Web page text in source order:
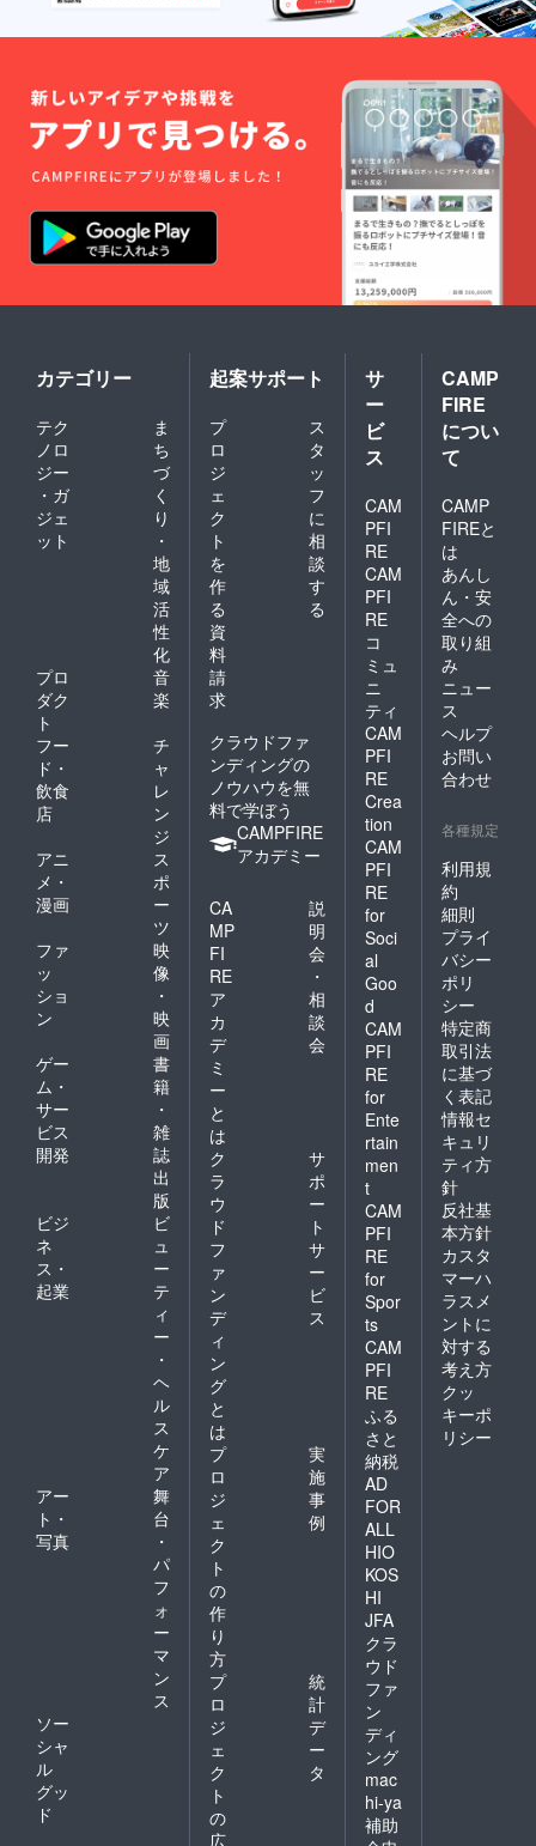
カテゴリー
テク
ノロ
ジー
・ガ
ジェ
ット
ま
ち
づ
く
り
・
地
域
活
性
化
プロ
ダク
ト
音
楽
フー
ド・
飲食
店
チ
ャ
レ
ン
ジ
アニ
メ・
漫画
ス
ポ
ー
ツ
ファ
ッ
ショ
ン
映
像
・
映
画
ゲー
ム・
サー
ビス
開発
書
籍
・
雑
誌
出
版
ビジ
ネ
ス・
起業
ビ
ュ
ー
テ
ィ
ー
・
ヘ
ル
ス
ケ
ア
アー
ト・
写真
舞
台
・
パ
フ
ォ
ー
マ
ン
ス
ソー
シャ
ル
グッ
ド
起案サポート
プ
ロ
ジ
ェ
ク
ト
を
作
る
ス
タ
ッ
フ
に
相
談
す
る
資
料
請
求
クラウドファ
ンディングの
ノウハウを無
料で学ぼう
CAMPFIRE
アカデミー
CA
MP
FI
RE
ア
カ
デ
ミ
ー
と
は
説
明
会
・
相
談
会
ク
ラ
ウ
ド
フ
ァ
ン
デ
ィ
ン
グ
と
は
サ
ポ
ー
ト
サ
ー
ビ
ス
プ
ロ
ジ
ェ
ク
ト
の
作
り
方
実
施
事
例
プ
ロ
ジ
ェ
ク
ト
の
広
統
計
デ
ー
タ
サ
ー
ビ
ス
CAM
PFI
RE
CAM
PFI
RE
コ
ミュ
ニ
ティ
CAM
PFI
RE
Crea
tion
CAM
PFI
RE
for
Soci
al
Goo
d
CAM
PFI
RE
for
Ente
rtain
men
t
CAM
PFI
RE
for
Spor
ts
CAM
PFI
RE
ふる
さと
納税
AD
FOR
ALL
HIO
KOS
HI
JFA
クラ
ウド
ファ
ン
ディ
ング
mac
hi-ya
補助
CAMP
FIRE
につい
て
CAMP
FIREと
は
あんし
ん・安
全への
取り組
み
ニュー
ス
ヘルプ
お問い
合わせ
各種規定
利用規
約
細則
プライ
バシー
ポリ
シー
特定商
取引法
に基づ
く表記
情報セ
キュリ
ティ方
針
反社基
本方針
カスタ
マーハ
ラスメ
ントに
対する
考え方
クッ
キーポ
リシー